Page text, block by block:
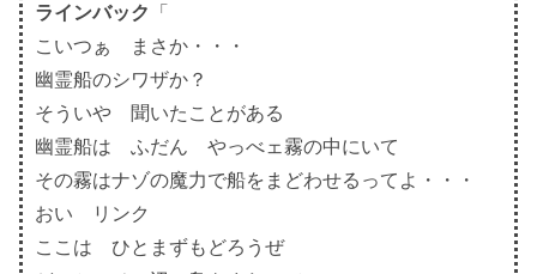
ラインバック
「
こいつぁ まさか・・・
幽霊船のシワザか？
そういや 聞いたことがある
幽霊船は ふだん やっべェ霧の中にいて
その霧はナゾの魔力で船をまどわせるってよ・・・
おい リンク
ここは ひとまずもどろうぜ